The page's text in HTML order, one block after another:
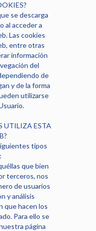
se descarga
al acceder a
Las cookies
entre otras
información
del
de
y de la forma
utilizarse
UTILIZA ESTA
tipos
que bien
terceros, nos
de usuarios
y análisis
que hacen los
Para ello se
página